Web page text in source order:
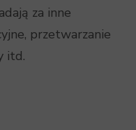
za inne
przetwarzanie
itd.